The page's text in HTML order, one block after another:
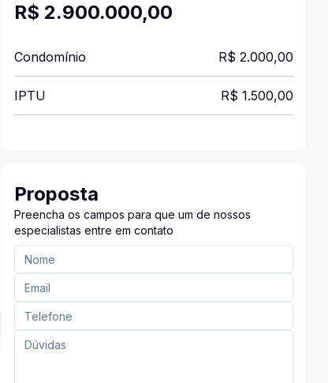
R$ 2.900.000,00
Condomínio R$ 2.000,00
IPTU R$ 1.500,00
Proposta
Preencha os campos para que um de nossos
especialistas entre em contato